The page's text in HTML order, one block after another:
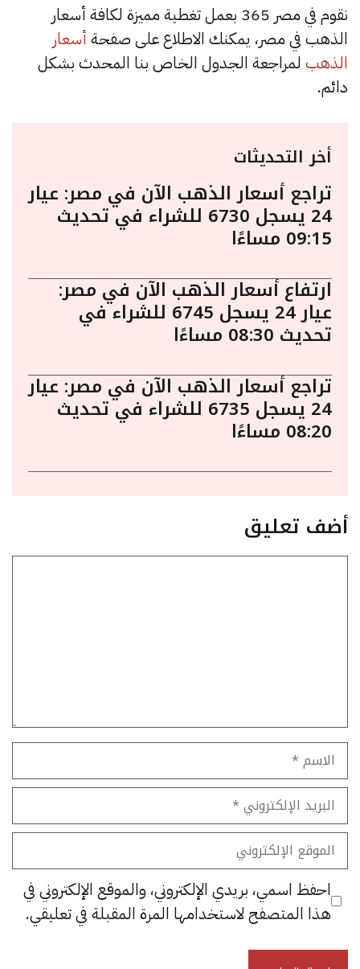
نقوم في مصر 365 بعمل تغطية مميزة لكافة أسعار
الذهب في مصر، يمكنك الاطلاع على صفحة أسعار
الذهب لمراجعة الجدول الخاص بنا المحدث بشكل
دائم.
أخر التحديثات
تراجع أسعار الذهب الآن في مصر: عيار
24 يسجل 6730 للشراء في تحديث
09:15 مساءًا
ارتفاع أسعار الذهب الآن في مصر:
عيار 24 يسجل 6745 للشراء في
تحديث 08:30 مساءًا
تراجع أسعار الذهب الآن في مصر: عيار
24 يسجل 6735 للشراء في تحديث
08:20 مساءًا
أضف تعليق
الاسم
البريد
الإلكتروني
الموقع
الإلكتروني
احفظ اسمي، بريدي الإلكتروني، والموقع الإلكتروني في
هذا المتصفح لاستخدامها المرة المقبلة في تعليقي.